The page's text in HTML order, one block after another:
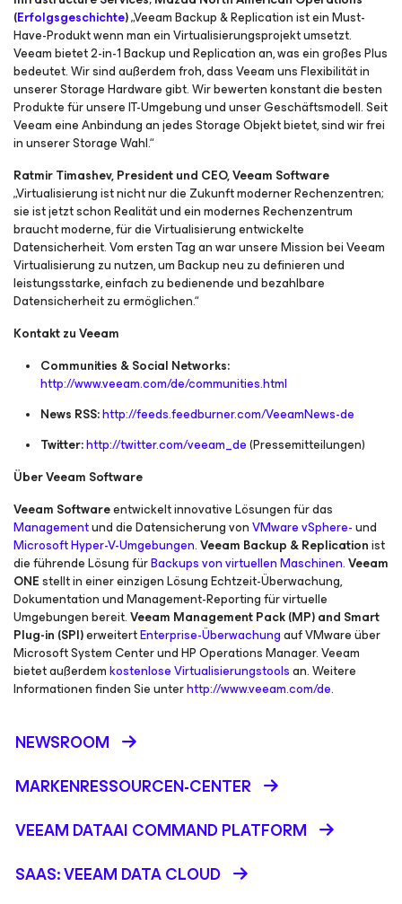
(Erfolgsgeschichte)„Veeam Backup & Replication ist ein Must-
Have-Produkt wenn man ein Virtualisierungsprojekt umsetzt.
Veeam bietet 2-in-1 Backup und Replication an, was ein großes Plus
bedeutet. Wir sind außerdem froh, dass Veeam uns Flexibilität in
unserer Storage Hardware gibt. Wir bewerten konstant die besten
Produkte für unsere IT-Umgebung und unser Geschäftsmodell. Seit
Veeam eine Anbindung an jedes Storage Objekt bietet, sind wir frei
in unserer Storage Wahl.“
Ratmir Timashev, President und CEO, Veeam Software
„Virtualisierung ist nicht nur die Zukunft moderner Rechenzentren;
sie ist jetzt schon Realität und ein modernes Rechenzentrum
braucht moderne, für die Virtualisierung entwickelte
Datensicherheit. Vom ersten Tag an war unsere Mission bei Veeam
Virtualisierung zu nutzen, um Backup neu zu definieren und
leistungsstarke, einfach zu bedienende und bezahlbare
Datensicherheit zu ermöglichen.“
Kontakt zu Veeam
Communities & Social Networks:
http://www.veeam.com/de/communities.html
News RSS:http://feeds.feedburner.com/VeeamNews-de
Twitter:http://twitter.com/veeam_de(Pressemitteilungen)
Über Veeam Software
Veeam Softwareentwickelt innovative Lösungen für das
Managementund die Datensicherung vonVMware vSphere-und
Microsoft Hyper-V-Umgebungen.Veeam Backup & Replicationist
die führende Lösung fürBackups von virtuellen Maschinen.Veeam
ONEstellt in einer einzigen Lösung Echtzeit-Überwachung,
Dokumentation und Management-Reporting für virtuelle
Umgebungen bereit.Veeam Management Pack (MP) and Smart
Plug-in (SPI)erweitertEnterprise-Überwachungauf VMware über
Microsoft System Center und HP Operations Manager. Veeam
bietet außerdemkostenlose Virtualisierungstoolsan. Weitere
Informationen finden Sie unterhttp://www.veeam.com/de.
NEWSROOM
MARKENRESSOURCEN-CENTER
VEEAM DATAAI COMMAND PLATFORM
SAAS: VEEAM DATA CLOUD